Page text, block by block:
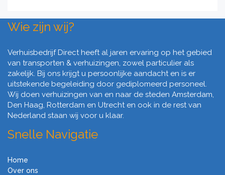
Wie zijn wij?
Verhuisbedrijf Direct heeft al jaren ervaring op het gebied
van transporten & verhuizingen, zowel particulier als
zakelijk. Bij ons krijgt u persoonlijke aandacht en is er
uitstekende begeleiding door gediplomeerd personeel.
Wij doen verhuizingen van en naar de steden Amsterdam,
Den Haag, Rotterdam en Utrecht en ook in de rest van
Nederland staan wij voor u klaar.
Snelle Navigatie
Home
Over ons